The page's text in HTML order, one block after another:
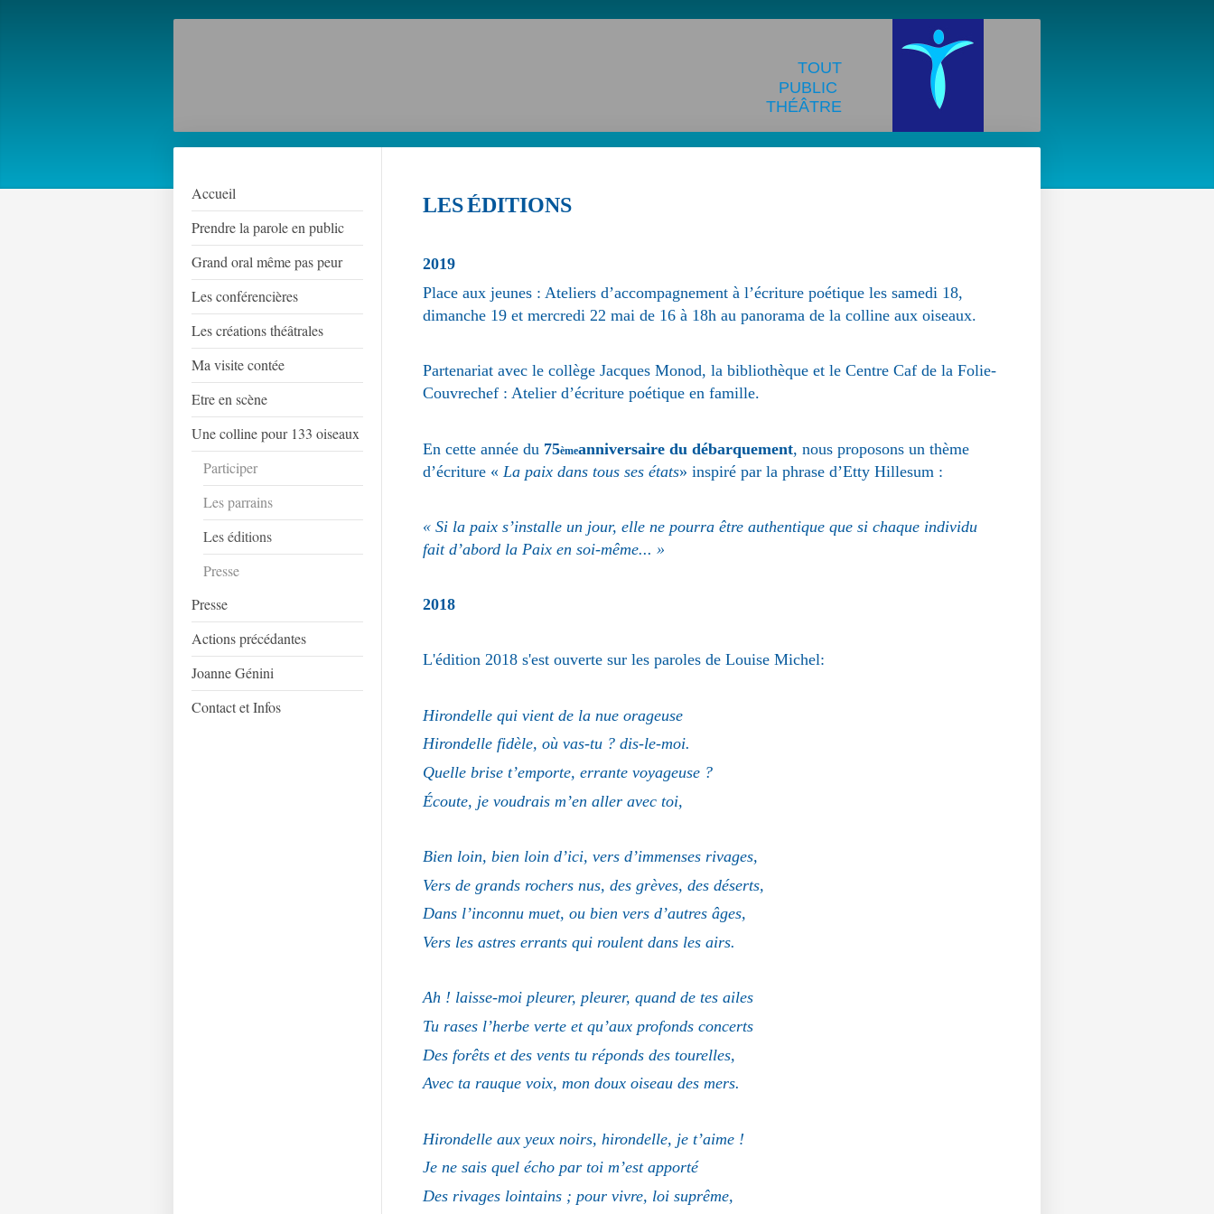
TOUT
PUBLIC
THÉÂTRE
Accueil
Prendre la parole en public
Grand oral même pas peur
Les conférencières
Les créations théâtrales
Ma visite contée
Etre en scène
Une colline pour 133 oiseaux
Participer
Les parrains
Les éditions
Presse
Presse
Actions précédantes
Joanne Génini
Contact et Infos
LESÉDITIONS
2019
Place aux jeunes : Ateliers d’accompagnement à l’écriture poétique les samedi 18,
dimanche 19 et mercredi 22 mai de 16 à 18h au panorama de la colline aux oiseaux.
Partenariat avec le collège Jacques Monod, la bibliothèque et le Centre Caf de la Folie-
Couvrechef : Atelier d’écriture poétique en famille.
En cette année du 75èmeanniversaire du débarquement, nous proposons un thème
d’écriture « La paix dans tous ses états» inspiré par la phrase d’Etty Hillesum :
« Si la paix s’installe un jour, elle ne pourra être authentique que si chaque individu
fait d’abord la Paix en soi-même... »
2018
L'édition 2018 s'est ouverte sur les paroles de Louise Michel:
Hirondelle qui vient de la nue orageuse
Hirondelle fidèle, où vas-tu ? dis-le-moi.
Quelle brise t’emporte, errante voyageuse ?
Écoute, je voudrais m’en aller avec toi,
Bien loin, bien loin d’ici, vers d’immenses rivages,
Vers de grands rochers nus, des grèves, des déserts,
Dans l’inconnu muet, ou bien vers d’autres âges,
Vers les astres errants qui roulent dans les airs.
Ah ! laisse-moi pleurer, pleurer, quand de tes ailes
Tu rases l’herbe verte et qu’aux profonds concerts
Des forêts et des vents tu réponds des tourelles,
Avec ta rauque voix, mon doux oiseau des mers.
Hirondelle aux yeux noirs, hirondelle, je t’aime !
Je ne sais quel écho par toi m’est apporté
Des rivages lointains ; pour vivre, loi suprême,